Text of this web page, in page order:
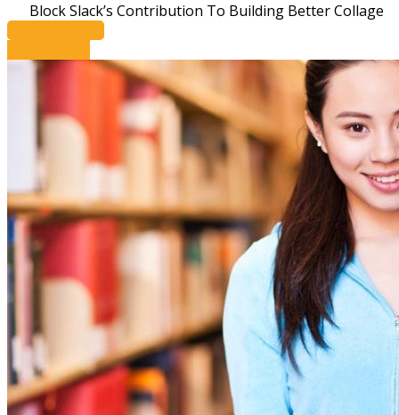
Block Slack’s Contribution To Building Better Collage
OUR COURSES